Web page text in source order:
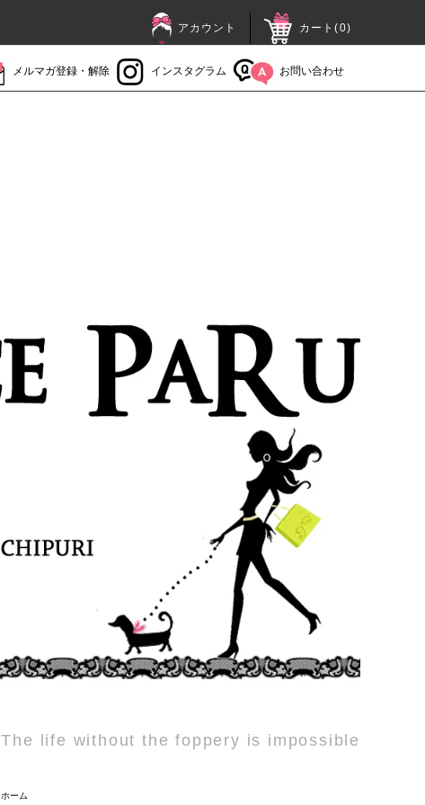
アカウント カート(0)
メルマガ登録・解除 インスタグラム お問い合わせ
The life without the foppery is impossible
ホーム